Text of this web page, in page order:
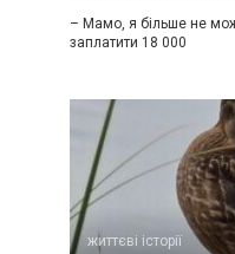
– Мамо, я більше не
заплатити 18 000
життєві історії